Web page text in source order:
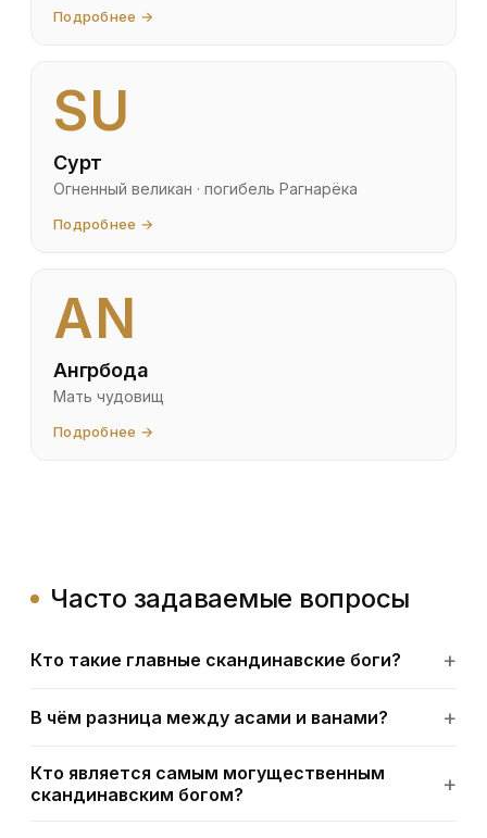
Подробнее →
SU
Сурт
Огненный великан · погибель Рагнарёка
Подробнее →
AN
Ангрбода
Мать чудовищ
Подробнее →
Часто задаваемые вопросы
Кто такие главные скандинавские боги?
В чём разница между асами и ванами?
Кто является самым могущественным
скандинавским богом?